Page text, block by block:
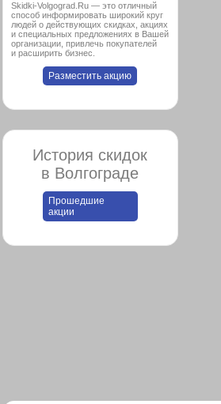
Skidki-Volgograd.Ru — это отличный
способ информировать широкий круг
людей о действующих скидках, акциях
и специальных предложениях в Вашей
организации, привлечь покупателей
и расширить бизнес.
Разместить акцию
История скидок
в Волгограде
Прошедшие
акции